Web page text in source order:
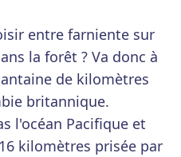
entre farniente sur
la forêt ? Va donc à
de kilomètres
britannique.
l'océan Pacifique et
kilomètres prisée par